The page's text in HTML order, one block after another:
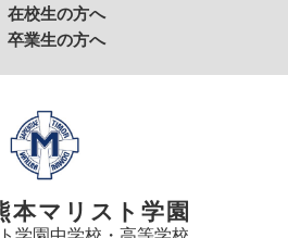
在校生の方へ
卒業生の方へ
本マリスト学園